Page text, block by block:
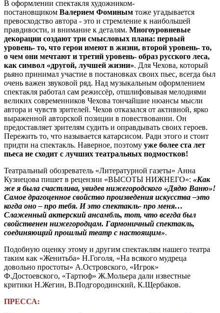
В оформлении спектакля художником-
постановщиком Валерием Фоминым тоже угадывается
превосходство автора - это и стремление к наибольшей
правдивости, и внимание к деталям. Многоуровневые
декорации создают три смысловых плана: первый
уровень- то, что герои имеют в жизни, второй уровень- то,
о чем они мечтают и третий уровень- образ русского леса,
как символ «другой, лучшей жизни». Для Чехова, который
рьяно принимал участие в постановках своих пьес, всегда был
очень важен звуковой ряд. Над музыкальным оформлением
спектакля работал сам режиссёр, отшлифовывая мелодиями
великих современников Чехова тончайшие нюансы мысли
автора и чувств зрителей. Чехов отказался от активной, ярко
выраженной авторской позиции в повествовании. Он
предоставляет зрителям судить и оправдывать своих героев.
Пережить то, что называется катарсисом. Ради этого и стоит
придти на спектакль. Наверное, поэтому уже более ста лет
пьеса не сходит с лучших театральных подмостков!
Театральный обозреватель «Литературной газеты» Анна
Кузнецова пишет в рецензии «ВЫСОТЫ НИЖНЕГО»: «Как
же я была счастлива, увидев нижегородского «Дядю Ваню»!
Самое драгоценное свойство произведения искусства –это
когда оно – про тебя. И это спектакль- про меня…
Слаженный актерский ансамбль, тот, что всегда был
свойственен нижегородцам. Гармоничный спектакль,
соединяющий прошлый театр с настоящим».
Подобную оценку этому и другим спектаклям нашего театра
таким как «Женитьба» Н.Гоголя, «На всякого мудреца
довольно простоты» А.Островского, «Игрок»
Ф.Достоевского, «Тартюф» Ж.Мольера дали известные
критики Н.Жегин, В.Подгородинский, К.Щербаков.
ПРЕССА: